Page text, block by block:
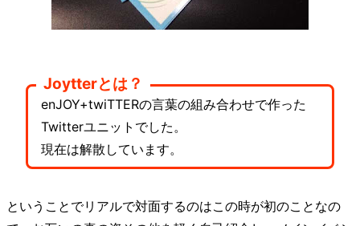
Joytterとは？
enJOY+twiTTERの言葉の組み合わせで作った
Twitterユニットでした。
現在は解散しています。
ということでリアルで対面するのはこの時が初のことなの